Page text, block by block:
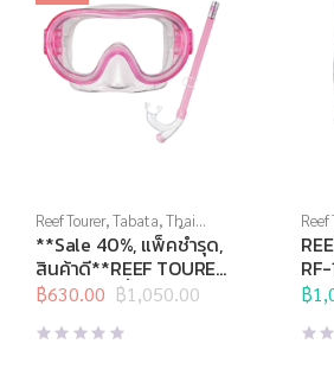
Reef Tourer,Tabata,Thai
Sports Brand,กีฬาทางน้ำ,
หน้ากากดำน้ำ,อุปกรณ์ดำน้ำ
**Sale 40%, แพ็คชำรุด,
สินค้าดี**REEF TOURER
หน้ากากดำน้ำชุด สำหรับ
RC9201
฿1,050.00
Original
price
was:
฿630.00
Current
price
is:
Reef
กบ,
RF-
฿